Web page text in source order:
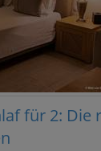
für 2: Die